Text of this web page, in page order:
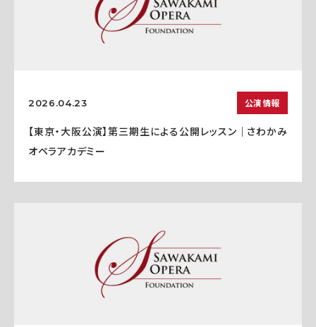
2026.04.23 公演情報
【東京・大阪公演】第三期生による公開レッスン｜さわかみ
オペラアカデミー